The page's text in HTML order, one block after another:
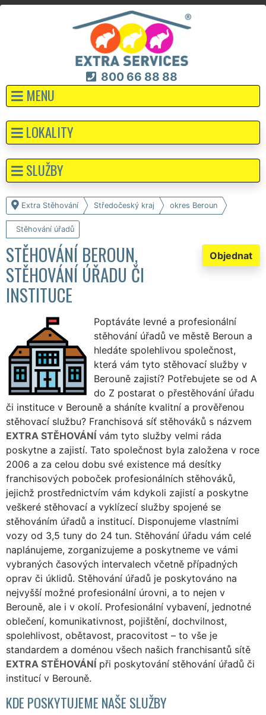
800 66 88 88
MENU
Extra Stěhování Středočeský kraj okres Beroun
Stěhování úřadů
Objednat
STĚHOVÁNÍ BEROUN,
STĚHOVÁNÍ ÚŘADU ČI
INSTITUCE
Poptáváte levné a profesionální
stěhování úřadů ve městě Beroun a
hledáte spolehlivou společnost,
která vám tyto stěhovací služby v
Berouně zajistí? Potřebujete se od A
do Z postarat o přestěhování úřadu
či instituce v Berouně a sháníte kvalitní a prověřenou
stěhovací službu? Franchisová síť stěhováků s názvem
EXTRA STĚHOVÁNÍ vám tyto služby velmi ráda
poskytne a zajistí. Tato společnost byla založena v roce
2006 a za celou dobu své existence má desítky
franchisových poboček profesionálních stěhováků,
jejichž prostřednictvím vám kdykoli zajistí a poskytne
veškeré stěhovací a vyklízecí služby spojené se
stěhováním úřadů a institucí. Disponujeme vlastními
vozy od 3,5 tuny do 24 tun. Stěhování úřadu vám celé
naplánujeme, zorganizujeme a poskytneme ve vámi
vybraných časových intervalech včetně případných
oprav či úklidů. Stěhování úřadů je poskytováno na
nejvyšší možné profesionální úrovni, a to nejen v
Berouně, ale i v okolí. Profesionální vybavení, jednotné
oblečení, komunikativnost, pojištění, dochvilnost,
spolehlivost, obětavost, pracovitost – to vše je
standardem a doménou všech našich franchisantů sítě
EXTRA STĚHOVÁNÍ při poskytování stěhování úřadů či
institucí v Berouně.
KDE POSKYTUJEME NAŠE SLUŽBY
LOKALITY
SLUŽBY